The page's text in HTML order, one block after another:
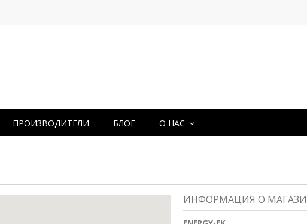
ПРОИЗВОДИТЕЛИ БЛОГ О НАС
ИНФОРМАЦИЯ О